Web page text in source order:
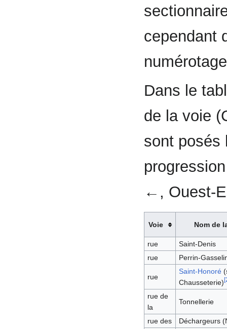
cependant
Dans le
de la voie
sont posés
←, Ouest-
Voie Nom de
rue
Saint-Denis
rue
Perrin-
rue
Saint-Honoré
Chausseterie)
rue de
la
Tonnellerie
rue des
Déchargeurs